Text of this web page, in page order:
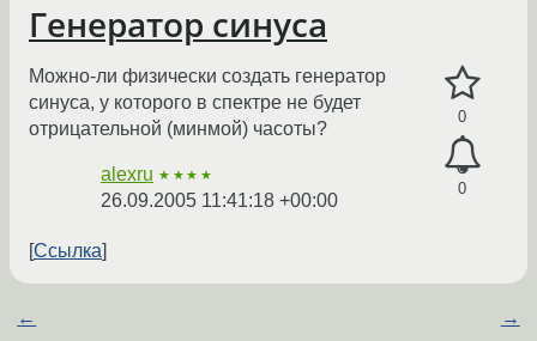
Генератор синуса
0
0
Можно-ли физически создать генератор
синуса, у которого в спектре не будет
отрицательной (минмой) часоты?
alexru ★★★★
26.09.2005 11:41:18 +00:00
Ссылка
← →